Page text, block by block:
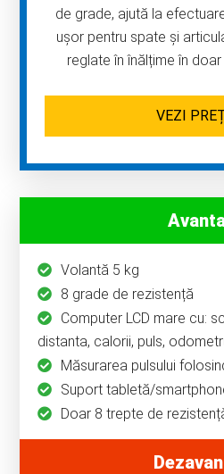
de grade, ajută la
ușor pentru spate și
reglate în înălțime în
VEZI
Volantă 5 kg
8 grade de rezistență
Computer LCD mare cu:
distanta, calorii, puls,
Măsurarea pulsului
Suport tabletă/
Doar 8 trepte de